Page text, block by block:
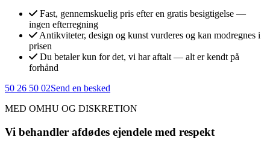
Fast, gennemskuelig pris efter en gratis besigtigelse —
ingen efterregning
Antikviteter, design og kunst vurderes og kan modregnes i
prisen
Du betaler kun for det, vi har aftalt — alt er kendt på
forhånd
50 26 50 02Send en besked
MED OMHU OG DISKRETION
Vi behandler afdødes ejendele med respekt